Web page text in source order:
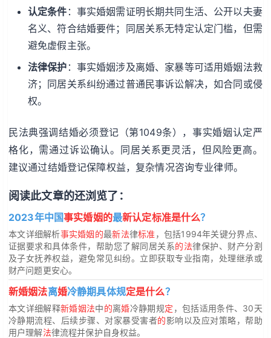
认定条件 ：事实婚姻需证明长期共同生活、公开以夫妻
名义、符合结婚要件；同居关系无特定认定门槛，但需
避免虚假主张。
法律保护 ：事实婚姻涉及离婚、家暴等可适用婚姻法救
济；同居关系纠纷通过普通民事诉讼解决，如合同或侵
权。
民法典强调结婚必须登记（第1049条），事实婚姻认定严
格化，需通过诉讼确认。同居关系更灵活，但风险更高。
建议通过结婚登记保障权益，复杂情况咨询专业律师。
阅读此文章的还浏览了：
2023年中国事实婚姻的最新认定标准是什么？
本文详细解析事实婚姻的最新法律标准 ，包括1994年关键分界点、
证据要求和具体条件，帮助您了解同居关系的法律保护、财产分割
及子女抚养权益，避免常见纠纷。立即获取专业指南，处理继承或
财产问题更安心。
新婚姻法离婚冷静期具体规定是什么？
本文详细解释新婚姻法中的离婚冷静期规定 ，包括适用条件、30天
冷静期流程、后续步骤、对家暴受害者的影响以及应对策略，帮助
用户理解法律流程并保护自身权益。